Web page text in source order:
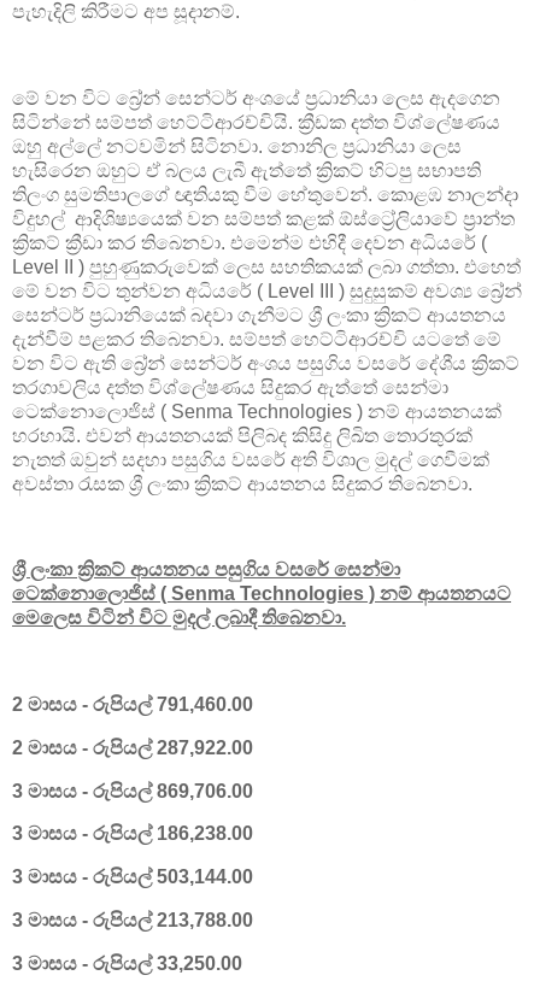
පැහැදිලි කිරීමට අප සූදානම්.
මේ වන විට බ්‍රේන් සෙන්ටර් අංශයේ ප්‍රධානියා ලෙස ඇදගෙන
සිටින්නේ සම්පත් හෙට්ටිආරච්චියි. ක්‍රීඩක දත්ත විශ්ලේෂණය
ඔහු අල්ලේ නටවමින් සිටිනවා. නොනිල ප්‍රධානියා ලෙස
හැසිරෙන ඔහුට ඒ බලය ලැබී ඇත්තේ ක්‍රිකට් හිටපු සභාපති
තිලංග සුමතිපාලගේ ඥාතියකු වීම හේතුවෙන්. කොළඹ නාලන්දා
විදුහල් ආදිශිෂ්‍යයෙක් වන සම්පත් කළක් ඕස්ට්‍රේලියාවේ ප්‍රාන්ත
ක්‍රිකට් ක්‍රීඩා කර තිබෙනවා. එමෙන්ම එහිදී දෙවන අධියරේ (
Level II ) පුහුණුකරුවෙක් ලෙස සහතිකයක් ලබා ගත්තා. එහෙත්
මේ වන විට තුන්වන අධියරේ ( Level III ) සුදුසුකම් අවශ්‍ය බ්‍රේන්
සෙන්ටර් ප්‍රධානියෙක් බදවා ගැනීමට ශ්‍රී ලංකා ක්‍රිකට් ආයතනය
දැන්වීම් පළකර තිබෙනවා. සම්පත් හෙට්ටිආරච්චි යටතේ මේ
වන විට ඇති බ්‍රේන් සෙන්ටර් අංශය පසුගිය වසරේ දේශීය ක්‍රිකට්
තරගාවලිය දත්ත විශ්ලේෂණය සිදුකර ඇත්තේ සෙන්මා
ටෙක්නොලොජිස් ( Senma Technologies ) නම් ආයතනයක්
හරහායි. එවන් ආයතනයක් පිලිබද කිසිදු ලිඛිත තොරතුරක්
නැතත් ඔවුන් සදහා පසුගිය වසරේ අති විශාල මුදල් ගෙවීමක්
අවස්තා රැසක ශ්‍රී ලංකා ක්‍රිකට් ආයතනය සිදුකර තිබෙනවා.
ශ්‍රී ලංකා ක්‍රිකට් ආයතනය පසුගිය වසරේ සෙන්මා
ටෙක්නොලොජිස් ( Senma Technologies ) නම් ආයතනයට
මෙලෙස විටින් විට මුදල් ලබාදී තිබෙනවා.
2 මාසය - රුපියල් 791,460.00
2 මාසය - රුපියල් 287,922.00
3 මාසය - රුපියල් 869,706.00
3 මාසය - රුපියල් 186,238.00
3 මාසය - රුපියල් 503,144.00
3 මාසය - රුපියල් 213,788.00
3 මාසය - රුපියල් 33,250.00